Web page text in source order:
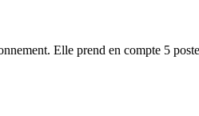
Elle prend en compte 5